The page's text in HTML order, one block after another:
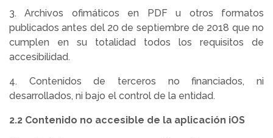
3. Archivos ofimáticos en PDF u otros formatos
publicados antes del 20 de septiembre de 2018 que no
cumplen en su totalidad todos los requisitos de
accesibilidad.
4. Contenidos de terceros no financiados, ni
desarrollados, ni bajo el control de la entidad.
2.2 Contenido no accesible de la aplicación iOS